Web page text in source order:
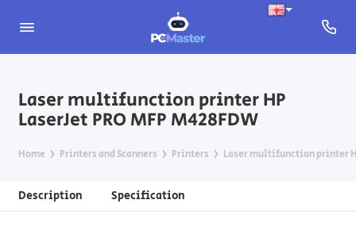
Laser multifunction printer HP
LaserJet PRO MFP M428FDW
Home Printers and Scanners Printers Laser multifunction printer
Description Specification